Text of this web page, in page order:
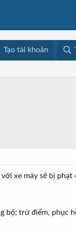
Resources
Tạo tài khoản
xe máy sẽ bị phạt
bộ; trừ điểm, phục